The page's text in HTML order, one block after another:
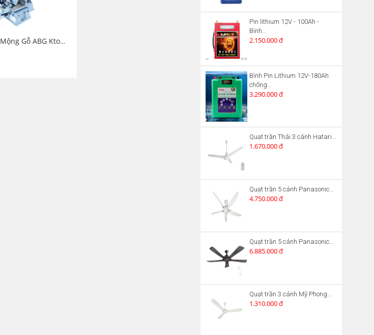
Máy Đục Mộng Gỗ ABG Ktomer T3816 Công Suất 750W
Pin lithium 12V - 100Ah -
Bình...
2.150.000 đ
Bình Pin Lithium 12V-180Ah
chống...
3.290.000 đ
Quạt trần Thái 3 cánh Hatari...
1.670.000 đ
Quạt trần 5 cánh Panasonic...
4.750.000 đ
Quạt trần 5 cánh Panasonic...
6.885.000 đ
Quạt trần 3 cánh Mỹ Phong...
1.310.000 đ